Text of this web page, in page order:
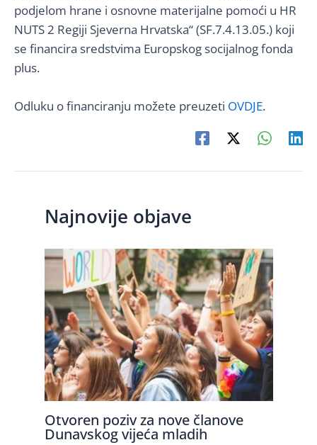
podjelom hrane i osnovne materijalne pomoći u HR
NUTS 2 Regiji Sjeverna Hrvatska“ (SF.7.4.13.05.) koji
se financira sredstvima Europskog socijalnog fonda
plus.
Odluku o financiranju možete preuzeti OVDJE.
Najnovije objave
Otvoren poziv za nove članove
Dunavskog vijeća mladih